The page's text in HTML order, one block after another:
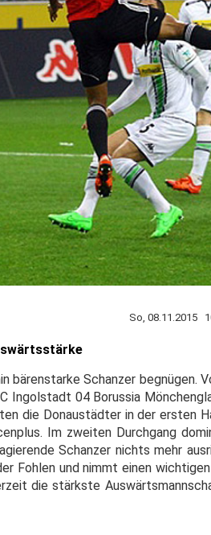
So, 08.11.2015
bärenstarke Schanzer begnügen.
Ingolstadt 04 Borussia
die Donaustädter in der ersten
Im zweiten Durchgang
Schanzer nichts mehr
Fohlen und nimmt einen
die stärkste